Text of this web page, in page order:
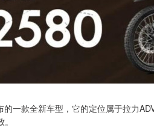
一款全新车型，它的定位属于拉力